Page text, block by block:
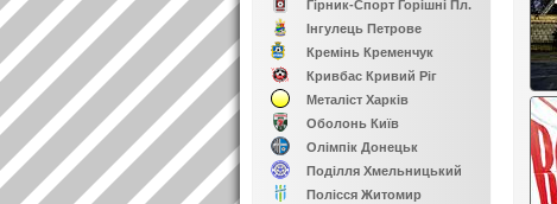
Гірник-Спорт Горішні Пл.
Інгулець Петрове
Кремінь Кременчук
Кривбас Кривий Ріг
Металіст Харків
Оболонь Київ
Олімпік Донецьк
Поділля Хмельницький
Полісся Житомир